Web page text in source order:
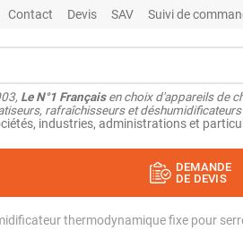
Contact Devis SAV Suivi de
Le N°1 Françaisen choix d'appareils de
rafraîchisseurs et déshumidificateurs
industries, administrations et
DEMANDE
DE DEVIS
thermodynamique fixe pour